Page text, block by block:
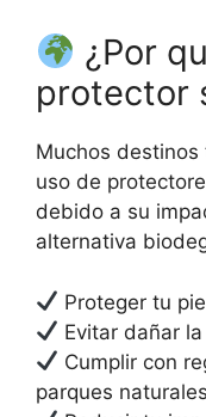
¿Por
protector
Muchos
uso de
debido a su
alternativa
Proteger tu
Evitar dañar
Cumplir con
parques naturales